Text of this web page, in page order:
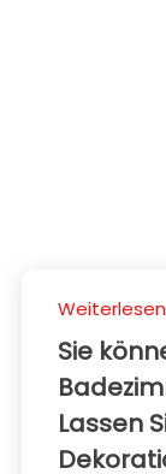
Sie
Lassen